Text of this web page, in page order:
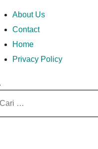
Money
Way
In
About Us
Contact
Home
Privacy Policy